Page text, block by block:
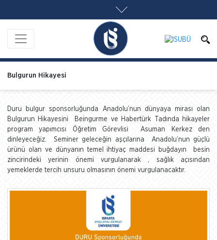
Bulgurun Hikayesi
Duru bulgur sponsorluğunda Anadolu’nun dünyaya mirası olan
Bulgurun Hikayesini Beingurme ve Habertürk Tadında hikayeler
program yapımcısı Öğretim Görevlisi Asuman Kerkez den
dinleyeceğiz. Seminer geleceğin aşçılarına Anadolu’nun güçlü
ürünü olan ve dünyanın temel ihtiyaç maddesi buğdayın besin
zincirindeki yerinin önemi vurgulanarak , sağlık açısından
yemeklerde tercih unsuru olmasının önemi vurgulanacaktır.